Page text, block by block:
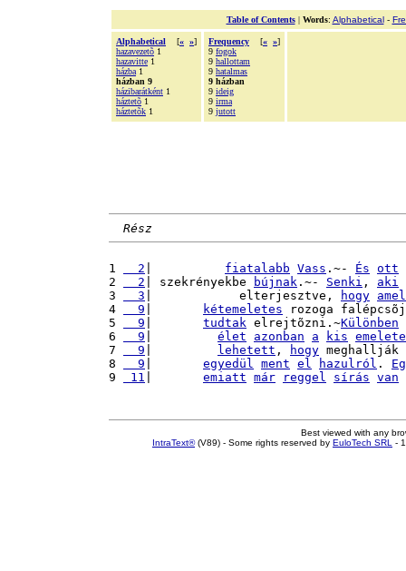
Table of Contents| Words: Alphabetical-
Alphabetical [« »]
hazavezetõ 1
hazavitte 1
házba 1
házban 9
házibarátként 1
háztetõ 1
háztetõk 1
Frequency [« »]
9 fogok
9 hallottam
9 hatalmas
9 házban
9 ideig
9 irma
9 jutott
Rész
1
  2
fiatalabb Vass .~- És ott
2
  2
| szekrényekbe bújnak .~- Senki , aki
3
  3
|            elterjesztve, hogy
4
  9
kétemeletes rozoga
5
  9
tudtak elrejtõzni.~Különben
6
  9
élet azonban a kis
7
  9
lehetett , hogy meghallják
8
  9
egyedül ment el hazulról .
9
11 emiatt már reggel sírás van
Best viewed with any
IntraText®(V89) - Some rights reserved by EuloTech SRL -